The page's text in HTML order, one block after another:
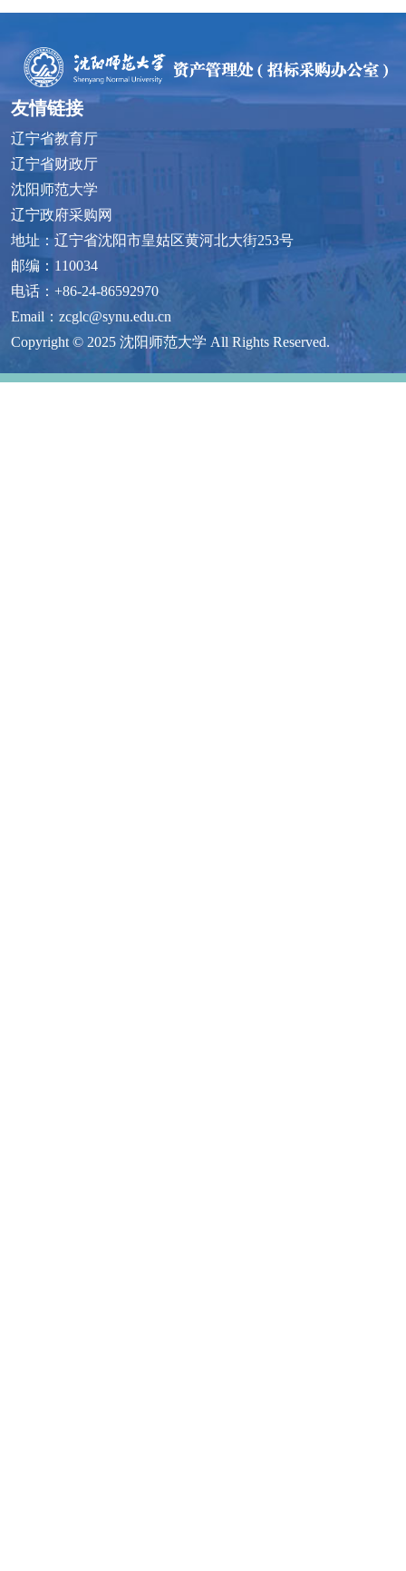
友情链接
辽宁省教育厅
辽宁省财政厅
沈阳师范大学
辽宁政府采购网
地址：辽宁省沈阳市皇姑区黄河北大街253号
邮编：110034
电话：+86-24-86592970
Email：zcglc@synu.edu.cn
Copyright © 2025 沈阳师范大学 All Rights Reserved.